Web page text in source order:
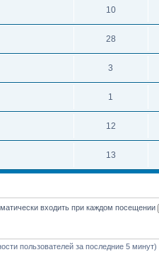
10
28
3
1
12
13
входить при каждом посещении
пользователей за последние 5 минут)